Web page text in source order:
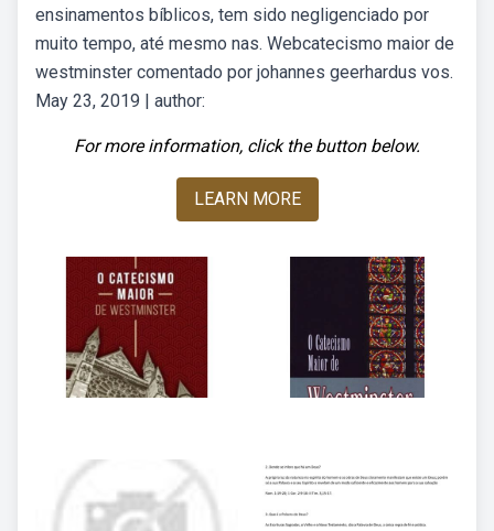
ensinamentos bíblicos, tem sido negligenciado por
muito tempo, até mesmo nas. Webcatecismo maior de
westminster comentado por johannes geerhardus vos.
May 23, 2019 | author:
For more information, click the button below.
LEARN MORE